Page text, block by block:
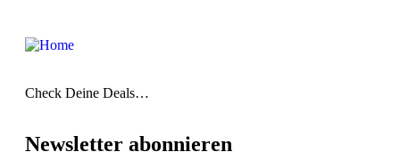
Check Deine Deals…
Newsletter abonnieren